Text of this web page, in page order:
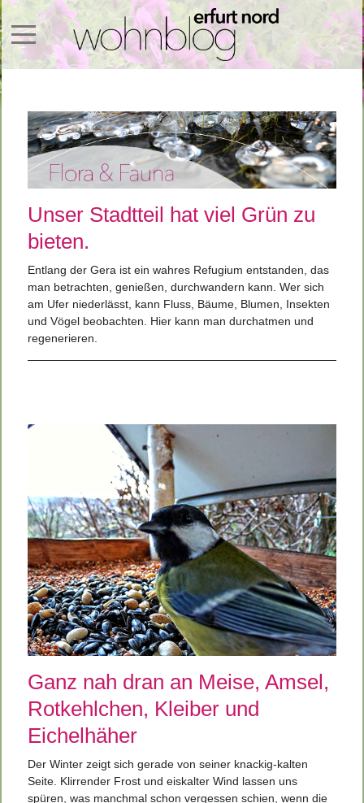
Mobile Menu Toggle
Unser Stadtteil hat viel Grün zu
bieten.
Entlang der Gera ist ein wahres Refugium entstanden, das
man betrachten, genießen, durchwandern kann. Wer sich
am Ufer niederlässt, kann Fluss, Bäume, Blumen, Insekten
und Vögel beobachten. Hier kann man durchatmen und
regenerieren.
Ganz nah dran an Meise, Amsel,
Rotkehlchen, Kleiber und
Eichelhäher
Der Winter zeigt sich gerade von seiner knackig-kalten
Seite. Klirrender Frost und eiskalter Wind lassen uns
spüren, was manchmal schon vergessen schien, wenn die